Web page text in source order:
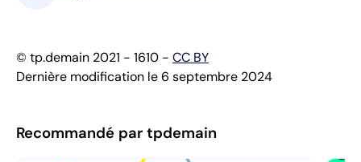
© tp.demain 2021 - 1610 - CC BY
Dernière modification le 6 septembre 2024
Recommandé par tpdemain